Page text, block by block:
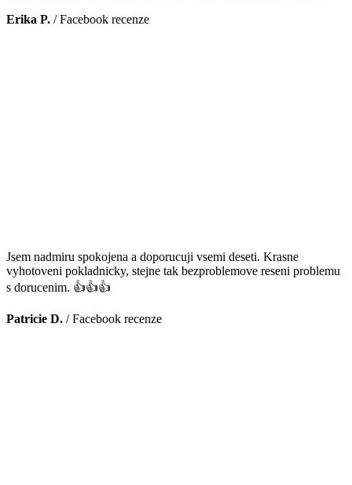
Erika P. /Facebook recenze
Jsem nadmiru spokojena a doporucuji vsemi deseti. Krasne
vyhotoveni pokladnicky, stejne tak bezproblemove reseni problemu
s dorucenim. 👍👍👍
Patricie D. /Facebook recenze